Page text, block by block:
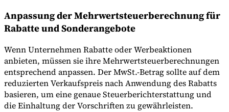
Anpassung der Mehrwertsteuerberechnung für
Rabatte und Sonderangebote
Wenn Unternehmen Rabatte oder Werbeaktionen
anbieten, müssen sie ihre Mehrwertsteuerberechnungen
entsprechend anpassen. Der MwSt.-Betrag sollte auf dem
reduzierten Verkaufspreis nach Anwendung des Rabatts
basieren, um eine genaue Steuerberichterstattung und
die Einhaltung der Vorschriften zu gewährleisten.